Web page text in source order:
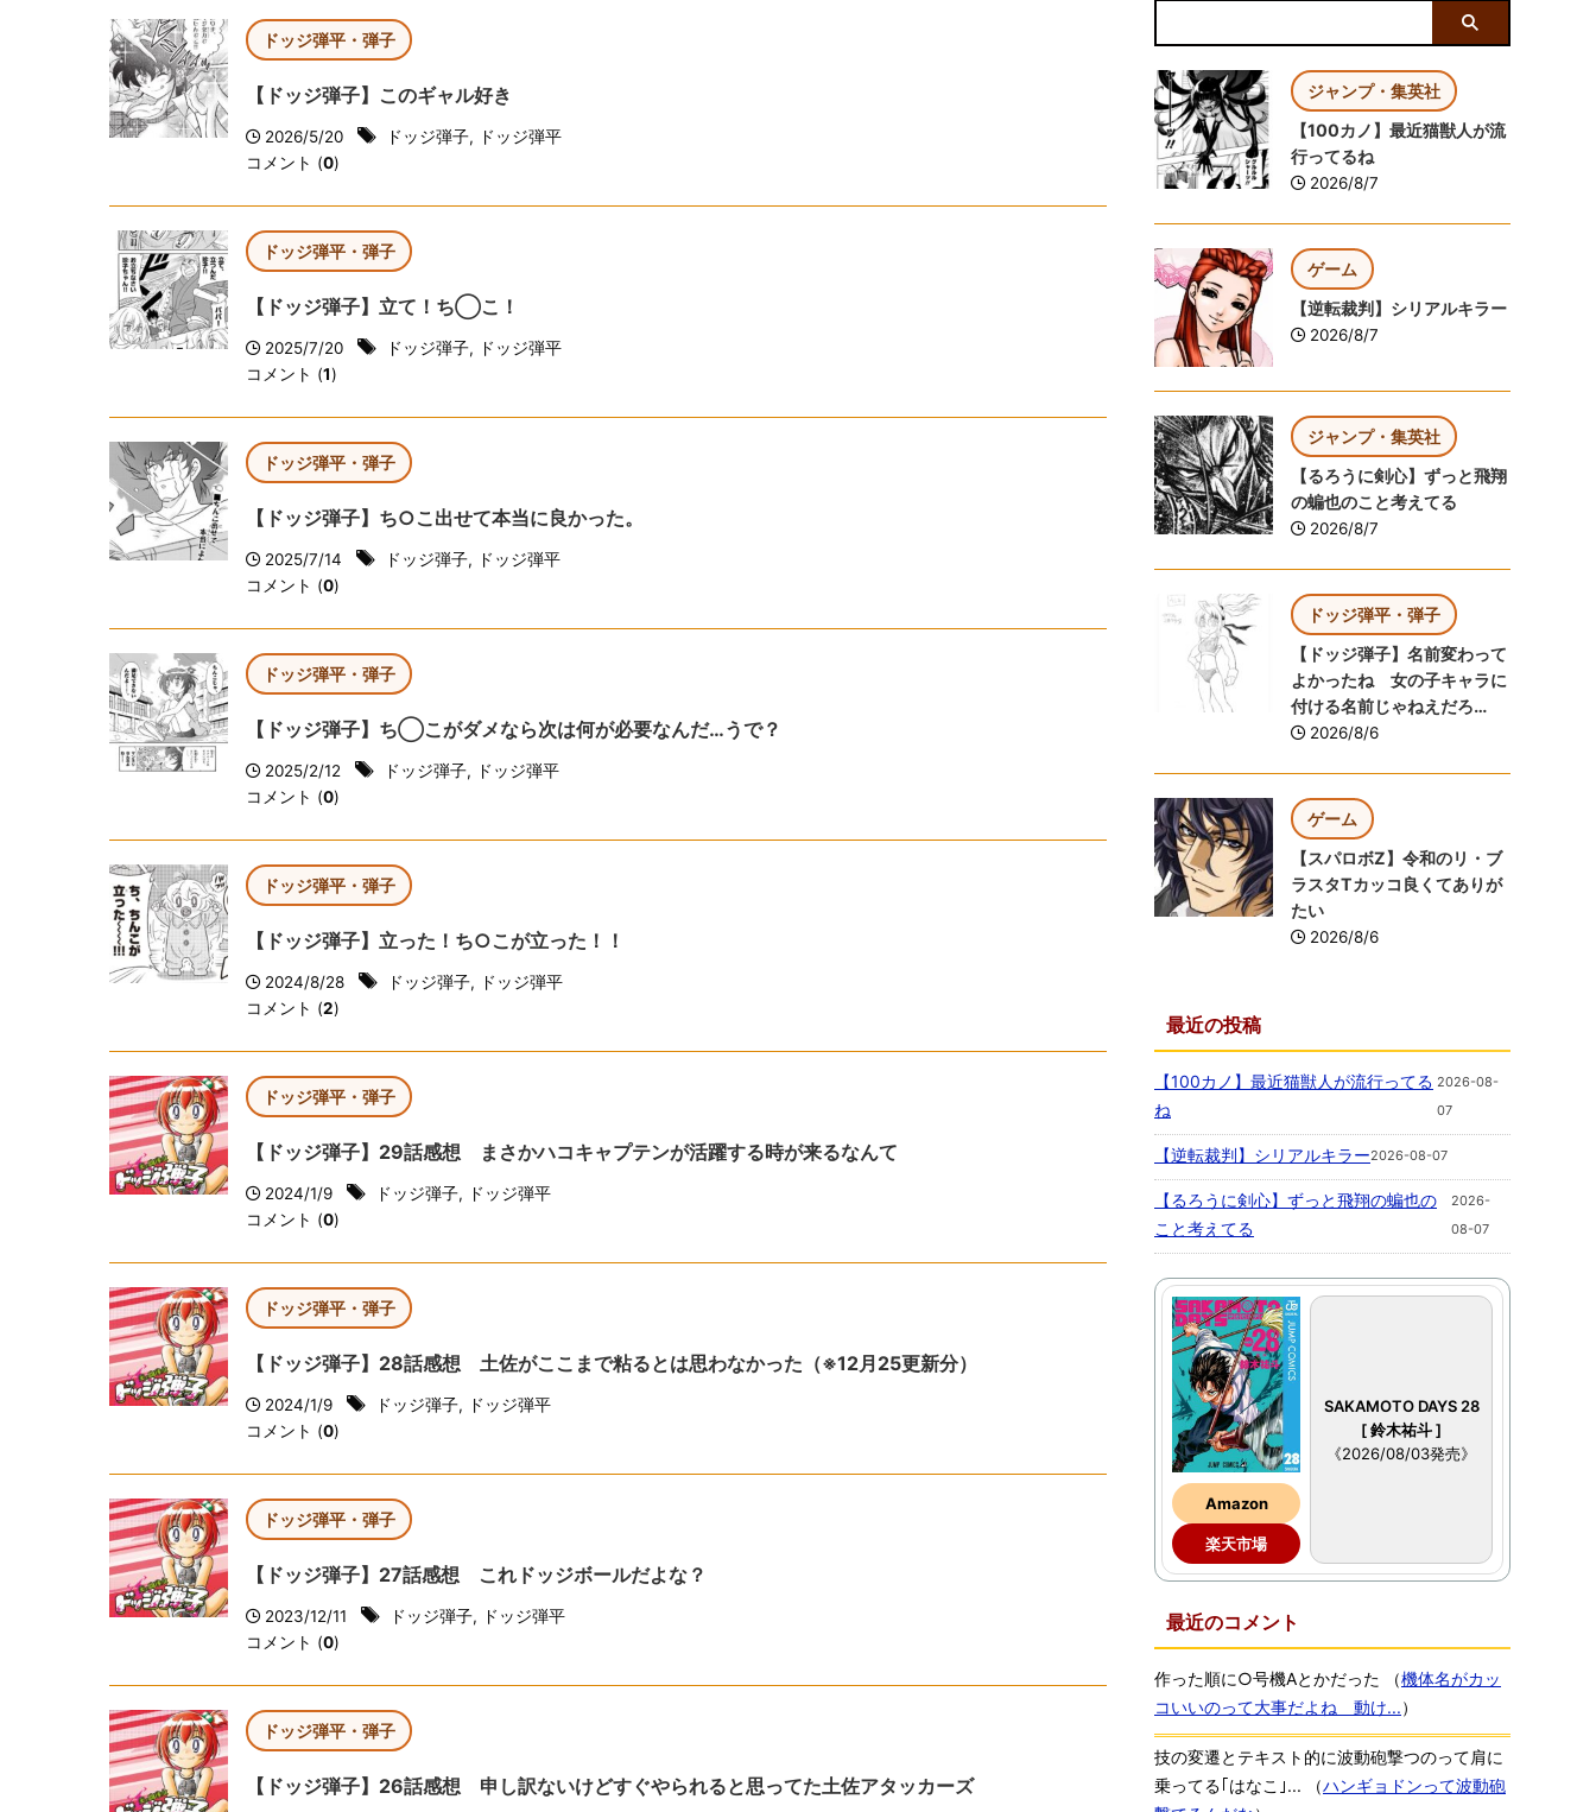
ドッジ弾平・弾子
【ドッジ弾子】このギャル好き
2026/5/20 ドッジ弾子,
ドッジ弾平
コメント (0)
ドッジ弾平・弾子
【ドッジ弾子】立て！ち◯こ！
2025/7/20 ドッジ弾子,
ドッジ弾平
コメント (1)
ドッジ弾平・弾子
【ドッジ弾子】ち○こ出せて本当に良かった。
2025/7/14 ドッジ弾子,
ドッジ弾平
コメント (0)
ドッジ弾平・弾子
【ドッジ弾子】ち◯こがダメなら次は何が必要なんだ…うで？
2025/2/12 ドッジ弾子,
ドッジ弾平
コメント (0)
ドッジ弾平・弾子
【ドッジ弾子】立った！ち○こが立った！！
2024/8/28 ドッジ弾子,
ドッジ弾平
コメント (2)
ドッジ弾平・弾子
【ドッジ弾子】29話感想 まさかハコキャプテンが活躍する時が来るなんて
2024/1/9 ドッジ弾子,
ドッジ弾平
コメント (0)
ドッジ弾平・弾子
【ドッジ弾子】28話感想 土佐がここまで粘るとは思わなかった（※12月25更新分）
2024/1/9 ドッジ弾子,
ドッジ弾平
コメント (0)
ドッジ弾平・弾子
【ドッジ弾子】27話感想 これドッジボールだよな？
2023/12/11 ドッジ弾子,
ドッジ弾平
コメント (0)
ドッジ弾平・弾子
【ドッジ弾子】26話感想 申し訳ないけどすぐやられると思ってた土佐アタッカーズ
ジャンプ・集英社
【100カノ】最近猫獣人が流
行ってるね
2026/8/7
ゲーム
【逆転裁判】シリアルキラー
2026/8/7
ジャンプ・集英社
【るろうに剣心】ずっと飛翔
の蝙也のこと考えてる
2026/8/7
ドッジ弾平・弾子
【ドッジ弾子】名前変わって
よかったね 女の子キャラに
付ける名前じゃねえだろ…
2026/8/6
ゲーム
【スパロボZ】令和のリ・ブ
ラスタTカッコ良くてありが
たい
2026/8/6
最近の投稿
【100カノ】最近猫獣人が流行ってる
ね
2026-08-
07
【逆転裁判】シリアルキラー2026-08-07
【るろうに剣心】ずっと飛翔の蝙也の
こと考えてる
2026-
08-07
Amazon
楽天市場
SAKAMOTO DAYS 28
[ 鈴木祐斗 ]
《2026/08/03発売》
最近のコメント
作った順に○号機Aとかだった （機体名がカッ
コいいのって大事だよね 動け...）
技の変遷とテキスト的に波動砲撃つのって肩に
乗ってる｢はなこ｣...
（ハンギョドンって波動砲